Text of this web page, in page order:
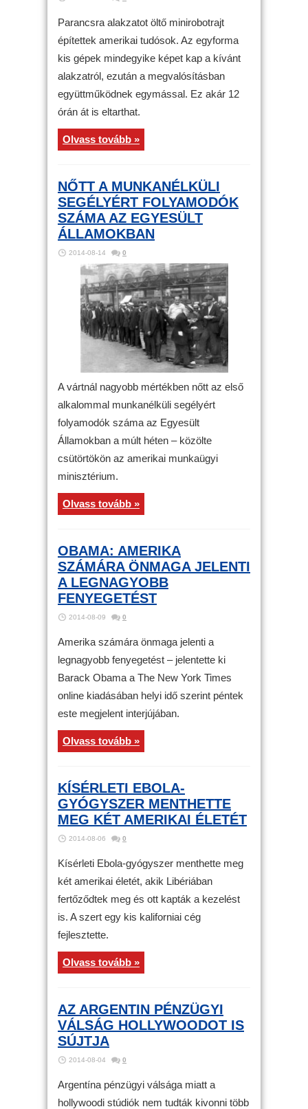
Parancsra alakzatot öltő minirobotrajt
építettek amerikai tudósok. Az egyforma
kis gépek mindegyike képet kap a kívánt
alakzatról, ezután a megvalósításban
együttműködnek egymással. Ez akár 12
órán át is eltarthat.
Olvass tovább »
NŐTT A MUNKANÉLKÜLI
SEGÉLYÉRT FOLYAMODÓK
SZÁMA AZ EGYESÜLT
ÁLLAMOKBAN
2014-08-14 0
A vártnál nagyobb mértékben nőtt az első
alkalommal munkanélküli segélyért
folyamodók száma az Egyesült
Államokban a múlt héten – közölte
csütörtökön az amerikai munkaügyi
minisztérium.
Olvass tovább »
OBAMA: AMERIKA
SZÁMÁRA ÖNMAGA JELENTI
A LEGNAGYOBB
FENYEGETÉST
2014-08-09 0
Amerika számára önmaga jelenti a
legnagyobb fenyegetést – jelentette ki
Barack Obama a The New York Times
online kiadásában helyi idő szerint péntek
este megjelent interjújában.
Olvass tovább »
KÍSÉRLETI EBOLA-
GYÓGYSZER MENTHETTE
MEG KÉT AMERIKAI ÉLETÉT
2014-08-06 0
Kísérleti Ebola-gyógyszer menthette meg
két amerikai életét, akik Libériában
fertőződtek meg és ott kapták a kezelést
is. A szert egy kis kaliforniai cég
fejlesztette.
Olvass tovább »
AZ ARGENTIN PÉNZÜGYI
VÁLSÁG HOLLYWOODOT IS
SÚJTJA
2014-08-04 0
Argentína pénzügyi válsága miatt a
hollywoodi stúdiók nem tudták kivonni több